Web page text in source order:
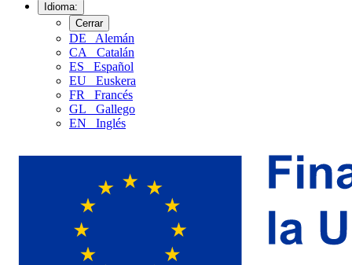
Idioma:
Cerrar
DE
Alemán
CA
Catalán
ES
Español
EU
Euskera
FR
Francés
GL
Gallego
EN
Inglés